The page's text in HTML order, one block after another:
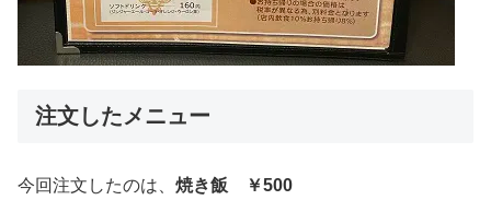
注文したメニュー
今回注文したのは、 焼き飯 ￥500